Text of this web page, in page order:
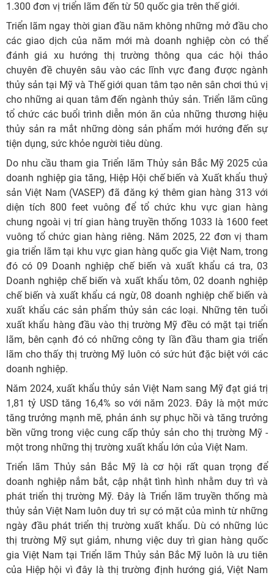
1.300 đơn vị triển lãm đến từ 50 quốc gia trên thế giới.
Triển lãm ngay thời gian đầu năm không những mở đầu cho
các giao dịch của năm mới mà doanh nghiệp còn có thể
đánh giá xu hướng thị trường thông qua các hội thảo
chuyên đề chuyên sâu vào các lĩnh vực đang được ngành
thủy sản tại Mỹ và Thế giới quan tâm tạo nên sân chơi thú vị
cho những ai quan tâm đến ngành thủy sản. Triển lãm cũng
tổ chức các buổi trình diễn món ăn của những thương hiệu
thủy sản ra mắt những dòng sản phẩm mới hướng đến sự
tiện dụng, sức khỏe người tiêu dùng.
Do nhu cầu tham gia Triển lãm Thủy sản Bắc Mỹ 2025 của
doanh nghiệp gia tăng, Hiệp Hội chế biến và Xuất khẩu thuỷ
sản Việt Nam (VASEP) đã đăng ký thêm gian hàng 313 với
diện tích 800 feet vuông để tổ chức khu vực gian hàng
chung ngoài vị trí gian hàng truyền thống 1033 là 1600 feet
vuông tổ chức gian hàng riêng. Năm 2025, 22 đơn vị tham
gia triển lãm tại khu vực gian hàng quốc gia Việt Nam, trong
đó có 09 Doanh nghiệp chế biến và xuất khẩu cá tra, 03
Doanh nghiệp chế biến và xuất khẩu tôm, 02 doanh nghiệp
chế biến và xuất khẩu cá ngừ, 08 doanh nghiệp chế biến và
xuất khẩu các sản phẩm thủy sản các loại. Những tên tuổi
xuất khẩu hàng đầu vào thị trường Mỹ đều có mặt tại triển
lãm, bên cạnh đó có những công ty lần đầu tham gia triển
lãm cho thấy thị trường Mỹ luôn có sức hút đặc biệt với các
doanh nghiệp.
Năm 2024, xuất khẩu thủy sản Việt Nam sang Mỹ đạt giá trị
1,81 tỷ USD tăng 16,4% so với năm 2023. Đây là một mức
tăng trưởng mạnh mẽ, phản ánh sự phục hồi và tăng trưởng
bền vững trong việc cung cấp thủy sản cho thị trường Mỹ -
một trong những thị trường xuất khẩu lớn của Việt Nam.
Triển lãm Thủy sản Bắc Mỹ là cơ hội rất quan trọng để
doanh nghiệp nắm bắt, cập nhật tình hình nhằm duy trì và
phát triển thị trường Mỹ. Đây là Triển lãm truyền thống mà
thủy sản Việt Nam luôn duy trì sự có mặt của mình từ những
ngày đầu phát triển thị trường xuất khẩu. Dù có những lúc
thị trường Mỹ sụt giảm, nhưng việc duy trì gian hàng quốc
gia Việt Nam tại Triển lãm Thủy sản Bắc Mỹ luôn là ưu tiên
của Hiệp hội vì đây là thị trường định hướng giá, Việt Nam